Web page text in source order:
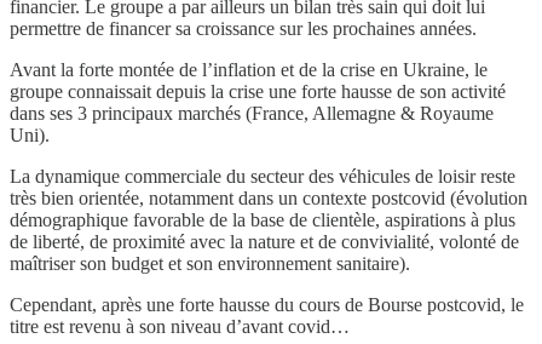
financier. Le groupe a par ailleurs un bilan très sain qui doit lui
permettre de financer sa croissance sur les prochaines années.
Avant la forte montée de l’inflation et de la crise en Ukraine, le
groupe connaissait depuis la crise une forte hausse de son activité
dans ses 3 principaux marchés (France, Allemagne & Royaume
Uni).
La dynamique commerciale du secteur des véhicules de loisir reste
très bien orientée, notamment dans un contexte postcovid (évolution
démographique favorable de la base de clientèle, aspirations à plus
de liberté, de proximité avec la nature et de convivialité, volonté de
maîtriser son budget et son environnement sanitaire).
Cependant, après une forte hausse du cours de Bourse postcovid, le
titre est revenu à son niveau d’avant covid…